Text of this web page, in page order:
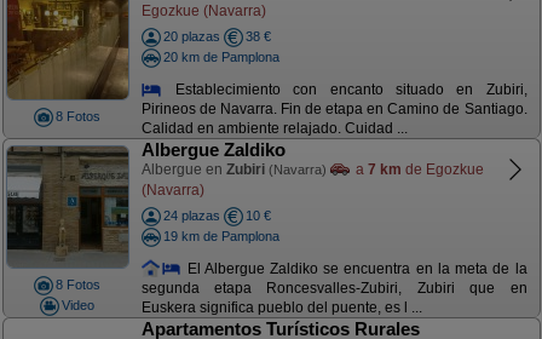
8 Fotos
Egozkue (Navarra)
20 plazas
38 €
20 km de Pamplona
Establecimiento con encanto situado en Zubiri,
Pirineos de Navarra. Fin de etapa en Camino de Santiago.
Calidad en ambiente relajado. Cuidad ...
8 Fotos
Video
Albergue Zaldiko
Albergue en Zubiri (Navarra) a 7 km de Egozkue
(Navarra)
24 plazas
10 €
19 km de Pamplona
El Albergue Zaldiko se encuentra en la meta de la
segunda etapa Roncesvalles-Zubiri, Zubiri que en
Euskera significa pueblo del puente, es l ...
Apartamentos Turísticos Rurales